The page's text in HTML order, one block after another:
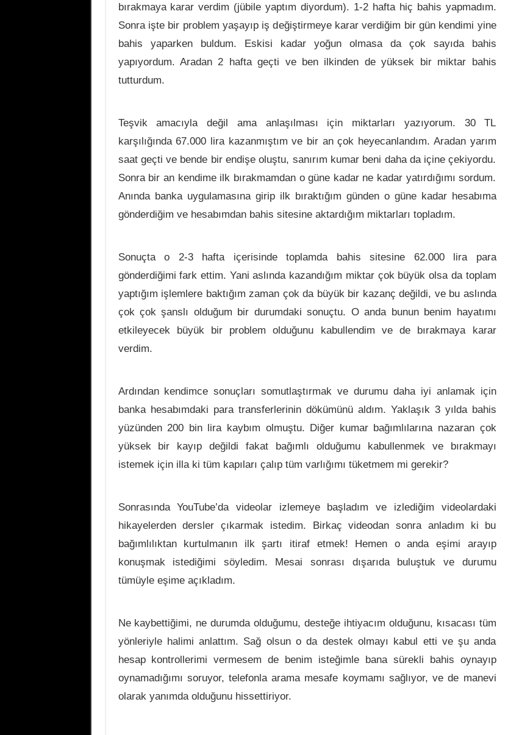
bırakmaya karar verdim (jübile yaptım diyordum). 1-2 hafta hiç bahis yapmadım.
Sonra işte bir problem yaşayıp iş değiştirmeye karar verdiğim bir gün kendimi yine
bahis yaparken buldum. Eskisi kadar yoğun olmasa da çok sayıda bahis
yapıyordum. Aradan 2 hafta geçti ve ben ilkinden de yüksek bir miktar bahis
tutturdum.
Teşvik amacıyla değil ama anlaşılması için miktarları yazıyorum. 30 TL
karşılığında 67.000 lira kazanmıştım ve bir an çok heyecanlandım. Aradan yarım
saat geçti ve bende bir endişe oluştu, sanırım kumar beni daha da içine çekiyordu.
Sonra bir an kendime ilk bırakmamdan o güne kadar ne kadar yatırdığımı sordum.
Anında banka uygulamasına girip ilk bıraktığım günden o güne kadar hesabıma
gönderdiğim ve hesabımdan bahis sitesine aktardığım miktarları topladım.
Sonuçta o 2-3 hafta içerisinde toplamda bahis sitesine 62.000 lira para
gönderdiğimi fark ettim. Yani aslında kazandığım miktar çok büyük olsa da toplam
yaptığım işlemlere baktığım zaman çok da büyük bir kazanç değildi, ve bu aslında
çok çok şanslı olduğum bir durumdaki sonuçtu. O anda bunun benim hayatımı
etkileyecek büyük bir problem olduğunu kabullendim ve de bırakmaya karar
verdim.
Ardından kendimce sonuçları somutlaştırmak ve durumu daha iyi anlamak için
banka hesabımdaki para transferlerinin dökümünü aldım. Yaklaşık 3 yılda bahis
yüzünden 200 bin lira kaybım olmuştu. Diğer kumar bağımlılarına nazaran çok
yüksek bir kayıp değildi fakat bağımlı olduğumu kabullenmek ve bırakmayı
istemek için illa ki tüm kapıları çalıp tüm varlığımı tüketmem mi gerekir?
Sonrasında YouTube’da videolar izlemeye başladım ve izlediğim videolardaki
hikayelerden dersler çıkarmak istedim. Birkaç videodan sonra anladım ki bu
bağımlılıktan kurtulmanın ilk şartı itiraf etmek! Hemen o anda eşimi arayıp
konuşmak istediğimi söyledim. Mesai sonrası dışarıda buluştuk ve durumu
tümüyle eşime açıkladım.
Ne kaybettiğimi, ne durumda olduğumu, desteğe ihtiyacım olduğunu, kısacası tüm
yönleriyle halimi anlattım. Sağ olsun o da destek olmayı kabul etti ve şu anda
hesap kontrollerimi vermesem de benim isteğimle bana sürekli bahis oynayıp
oynamadığımı soruyor, telefonla arama mesafe koymamı sağlıyor, ve de manevi
olarak yanımda olduğunu hissettiriyor.